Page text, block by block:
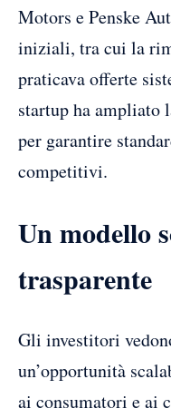
Motors e Penske
iniziali, tra cui la
praticava offerte
startup ha ampliato
per garantire
competitivi.
Un modello
trasparente
Gli investitori
un’opportunità
ai consumatori e ai